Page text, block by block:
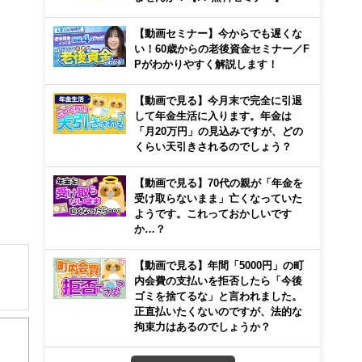
【動画セミナー】今からでも遅くな
い！60歳からの老後資金セミナー／F
Pがわかりやすく解説します！
【動画で見る】今月末で完全に引退
して年金生活に入ります。年金は
「月20万円」の見込みですが、どの
くらい天引きされるのでしょう？
【動画で見る】70代の親が「年金を
受け取らないまま」亡くなっていた
ようです。これっておかしいです
か…？
【動画で見る】年間「5000円」の町
内会費の支払いを拒否したら「今後
ゴミを捨てるな」と言われました。
正直払いたくないのですが、法的な
拘束力はあるのでしょうか？